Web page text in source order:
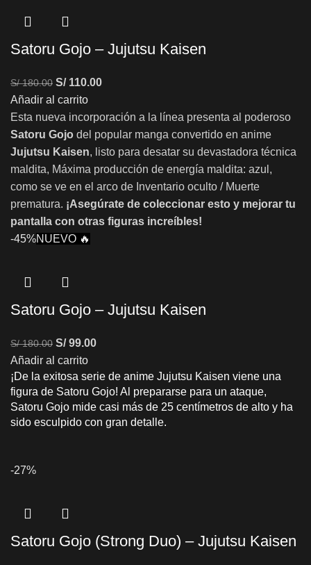
Satoru Gojo – Jujutsu Kaisen
S/180.00 S/110.00
Añadir al carrito
Esta nueva incorporación a la línea presenta al poderoso
Satoru Gojo del popular manga convertido en anime
Jujutsu Kaisen, listo para desatar su devastadora técnica
maldita, Máxima producción de energía maldita: azul,
como se ve en el arco de Inventario oculto / Muerte
prematura. ¡Asegúrate de coleccionar esto y mejorar tu
pantalla con otras figuras increíbles!
-45%NUEVO 🔥
Satoru Gojo – Jujutsu Kaisen
S/180.00 S/99.00
Añadir al carrito
¡De la exitosa serie de anime Jujutsu Kaisen viene una
figura de Satoru Gojo! Al prepararse para un ataque,
Satoru Gojo mide casi más de 25 centímetros de alto y ha
sido esculpido con gran detalle.
-27%
Satoru Gojo (Strong Duo) – Jujutsu Kaisen